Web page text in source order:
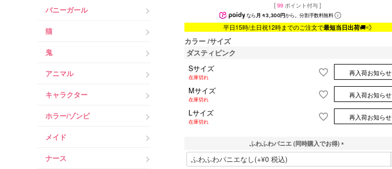
バニーガール
猫
鬼
アニマル
キャラクター
ホラー/ゾンビ
メイド
ナース
[99 ポイント付与 ]
なら 月々3,300円から。分割手数料無料
平日15時/土日祝12時までのご注文で最短当日出荷🚚💨
カラー サイズ
ダスティピンク
Sサイズ
在庫切れ
再入荷お知らせ
Mサイズ
在庫切れ
再入荷お知らせ
Lサイズ
在庫切れ
再入荷お知らせ
ふわふわパニエ (同時購入でお得)
(
必